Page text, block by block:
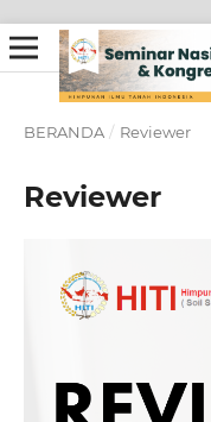
BERANDA / Reviewer
Reviewer